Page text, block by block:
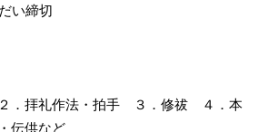
い締切
．拝礼作法・拍手 ３．修祓 ４．本
伝供など